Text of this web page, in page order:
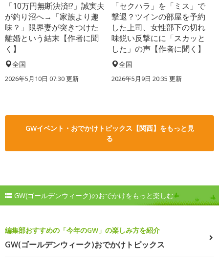
「10万円無断決済!?」誠実夫
が釣り沼へ→「家族より趣
味？」限界妻が突きつけた
離婚という結末【作者に聞
く】
全国
2026年5月10日 07:30 更新
「セクハラ」を「ミス」で
撃退？ツインの部屋を予約
した上司、女性部下の切れ
味鋭い反撃にに「スカッと
した」の声【作者に聞く】
全国
2026年5月9日 20:35 更新
GWイベント・おでかけトピックス【関西】をもっと見
る
GW(ゴールデンウィーク)のおでかけをもっと楽しむ
編集部おすすめの「今年のGW」の楽しみ方を紹介
GW(ゴールデンウィーク)おでかけトピックス